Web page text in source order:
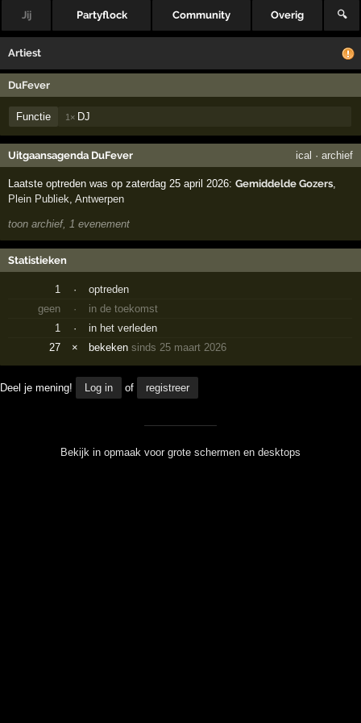
Jij Partyflock Community Overig 🔍
Artiest
DuFever
Functie 1× DJ
Uitgaansagenda DuFever ical · archief
Laatste optreden was op zaterdag 25 april 2026:Gemiddelde Gozers
Plein Publiek ,Antwerpen
toon archief, 1 evenement
Statistieken
1 ·
optreden
geen
·
in de toekomst
1
·
in het verleden
27
× bekekensinds 25 maart 2026
Deel je mening! Log in of registreer
Bekijk in opmaak voor grote schermen en desktops